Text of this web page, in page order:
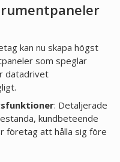
kan nu skapa högst
som speglar
datadrivet
: Detaljerade
kundbeteende
företag att hålla sig före